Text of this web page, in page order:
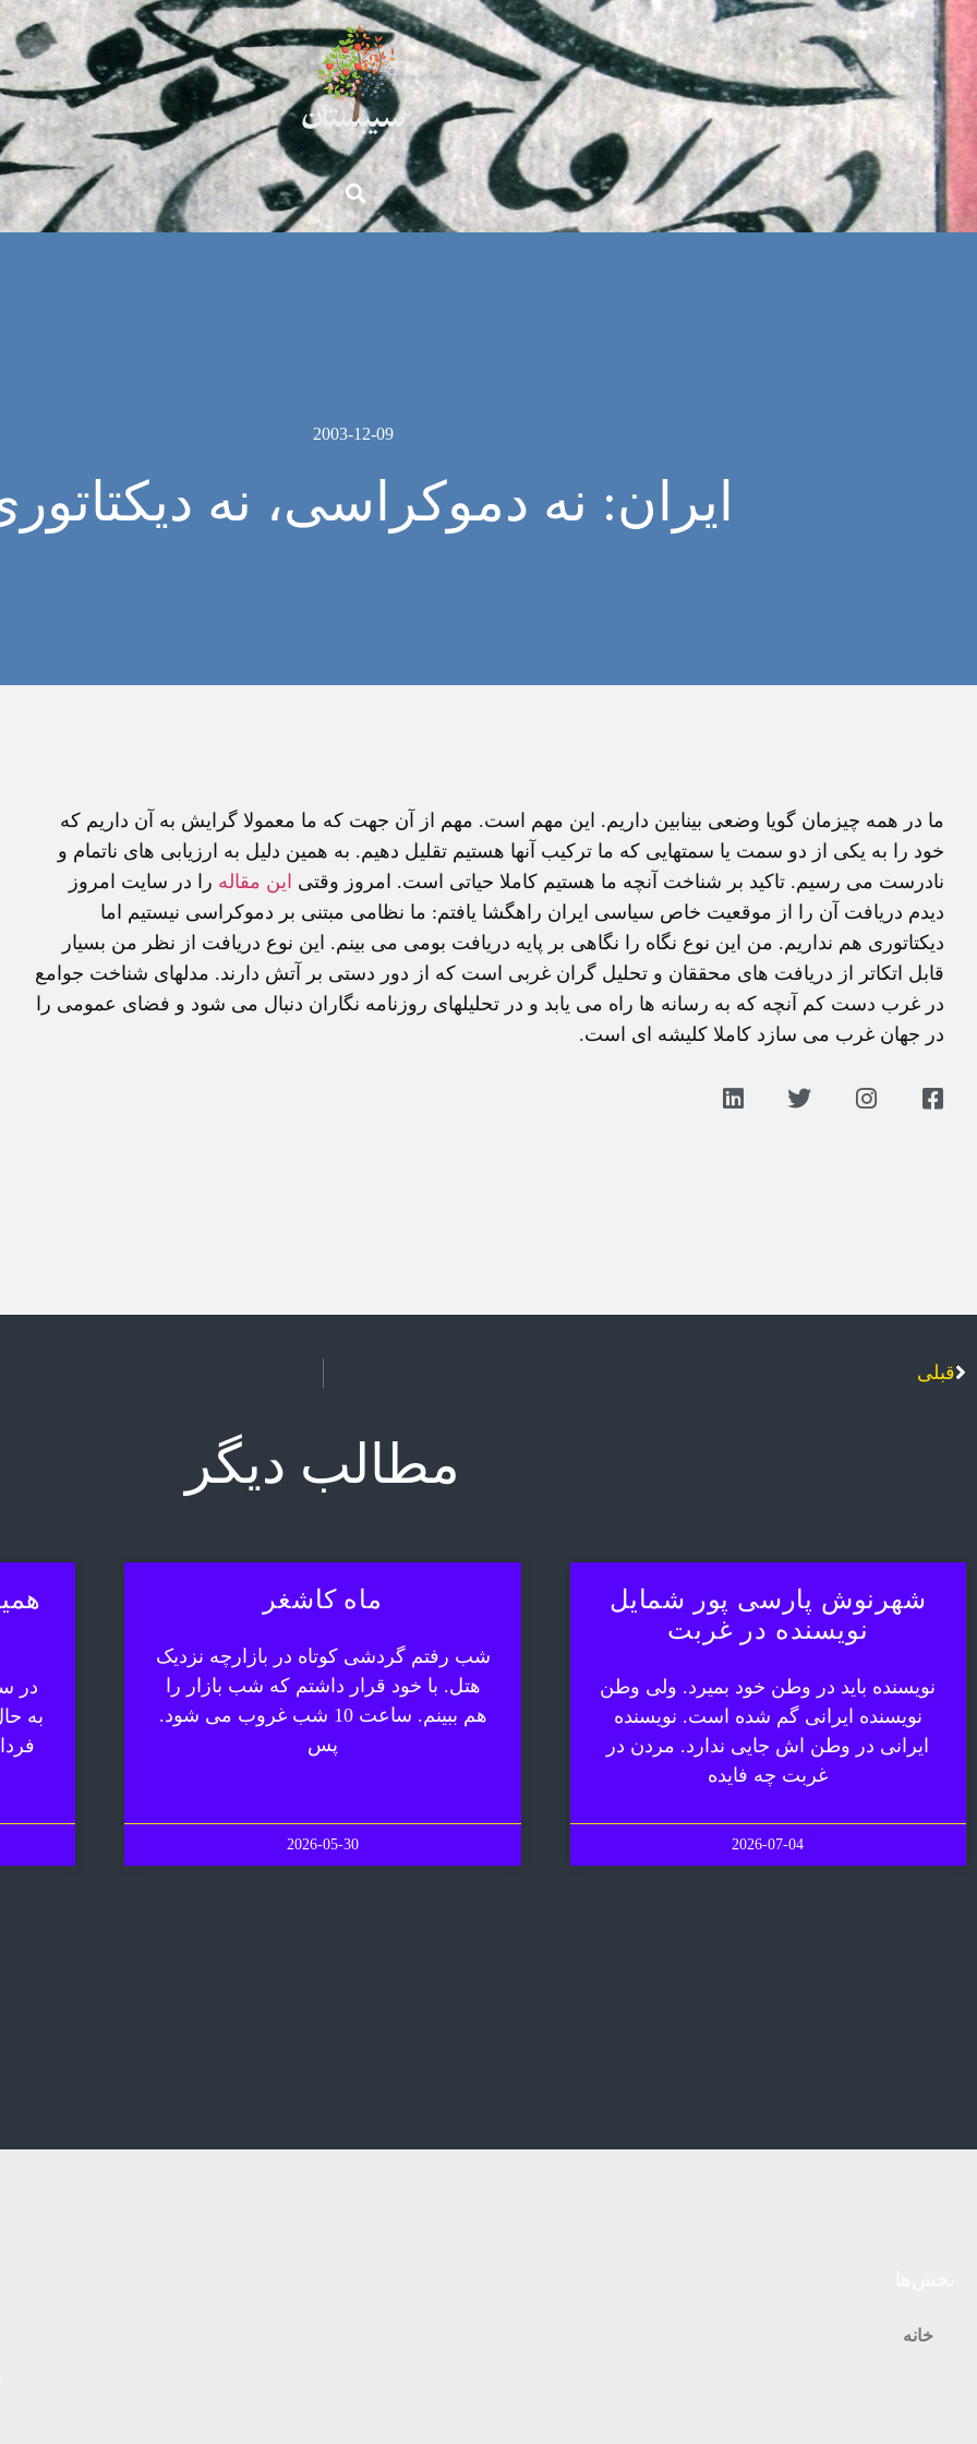
2003-12-09
ايران: نه دموکراسی، نه
ما در همه چيزمان گويا وضعی بينابين داريم. اين مهم است. مهم از آن جهت که ما معمولا گرايش به آن داريم که
خود را به يکی از دو سمت يا سمتهايی که ما ترکيب آنها هستيم تقليل دهيم. به همين دليل به ارزيابی های ناتمام و
نادرست می رسيم. تاکيد بر شناخت آنچه ما هستيم کاملا حياتی است. امروز وقتی اين مقاله را در سايت امروز
ديدم دريافت آن را از موقعيت خاص سياسی ايران راهگشا يافتم: ما نظامی مبتنی بر دموکراسی نيستيم اما
ديکتاتوری هم نداريم. من اين نوع نگاه را نگاهی بر پايه دريافت بومی می بينم. اين نوع دريافت از نظر من بسيار
قابل اتکاتر از دريافت های محققان و تحليل گران غربی است که از دور دستی بر آتش دارند. مدلهای شناخت جوامع
در غرب دست کم آنچه که به رسانه ها راه می يابد و در تحليلهای روزنامه نگاران دنبال می شود و فضای عمومی را
در جهان غرب می سازد کاملا کليشه ای است.
قبلی
مطالب دیگر
شهرنوش پارسی پور شمایل
نویسنده در غربت
نویسنده باید در وطن خود بمیرد. ولی وطن
نویسنده ایرانی گم شده است. نویسنده
ایرانی در وطن اش جایی ندارد. مردن در
غربت چه فایده
2026-07-04
ماه کاشغر
شب رفتم گردشی کوتاه در بازارچه نزدیک
هتل. با خود قرار داشتم که شب بازار را
هم ببینم. ساعت 10 شب غروب می شود.
پس
2026-05-30
در
به
خانه